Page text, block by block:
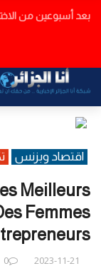
عاجل
لن يكون يوم 6 سبتمبر… تعديل رزنامة الدخول المدرسي
اقتصاد وبزنس
Meilleurs
Femmes
2023-11-21
0